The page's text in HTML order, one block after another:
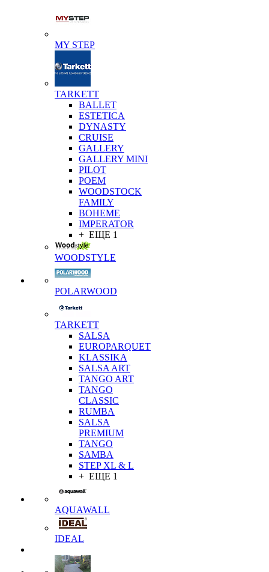
MY STEP
TARKETT
BALLET
ESTETICA
DYNASTY
CRUISE
GALLERY
GALLERY MINI
PILOT
POEM
WOODSTOCK
FAMILY
BOHEME
IMPERATOR
+ ЕЩЕ 1
WOODSTYLE
POLARWOOD
TARKETT
SALSA
EUROPARQUET
KLASSIKA
SALSA ART
TANGO ART
TANGO
CLASSIC
RUMBA
SALSA
PREMIUM
TANGO
SAMBA
STEP XL & L
+ ЕЩЕ 1
AQUAWALL
IDEAL